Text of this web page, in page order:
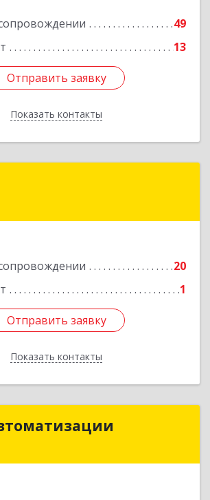
49
13
Отправить заявку
Показать контакты
Подробнее
Отправить заявку
Назад
20
1
Отправить заявку
Показать контакты
Подробнее
Отправить заявку
Назад
Автоматизации